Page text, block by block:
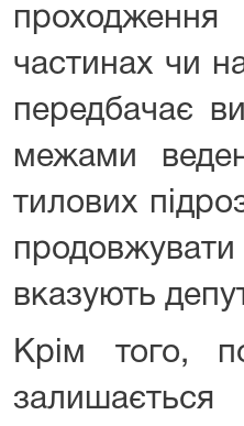
частинах чи
передбачає
межами
тилових
вказують
Крім того,